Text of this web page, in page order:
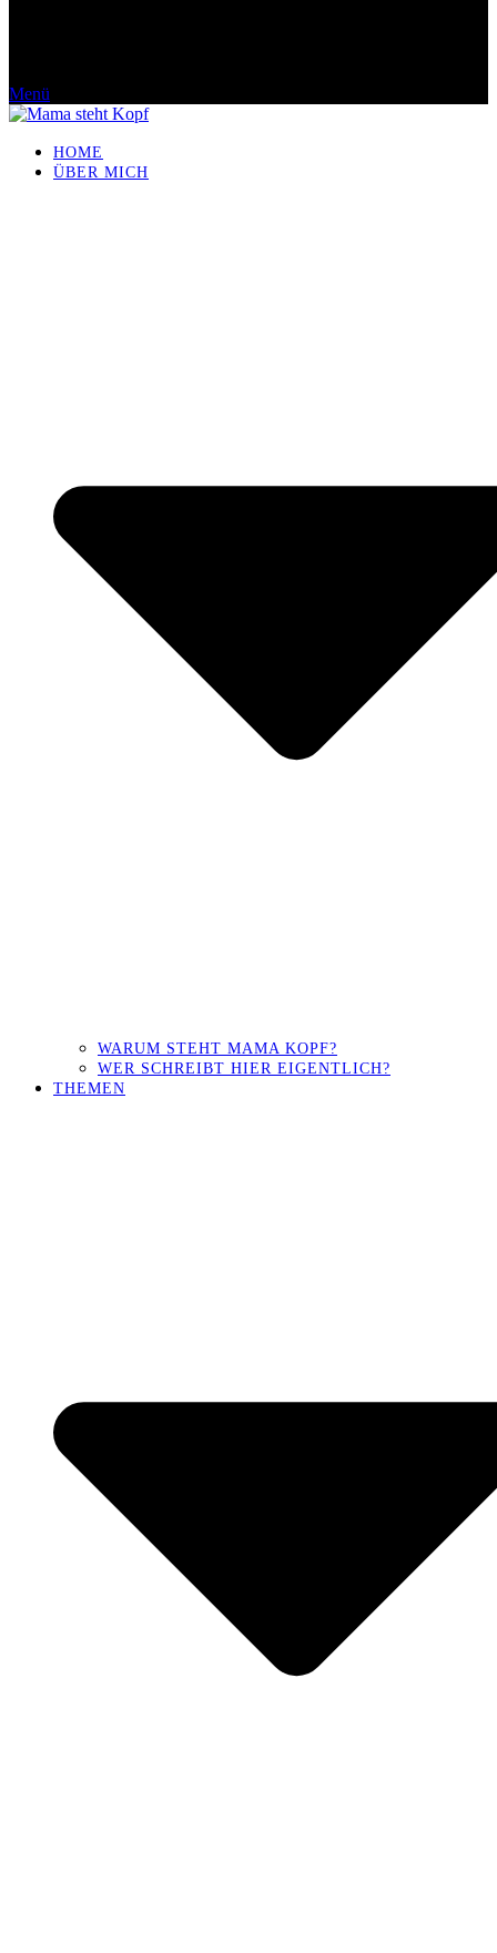
Menü
HOME
ÜBER MICH
WARUM STEHT MAMA KOPF?
WER SCHREIBT HIER EIGENTLICH?
THEMEN